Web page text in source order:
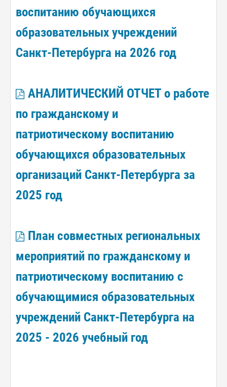
воспитанию обучающихся
образовательных учреждений
Санкт-Петербурга на 2026 год
АНАЛИТИЧЕСКИЙ ОТЧЕТ о работе
по гражданскому и
патриотическому воспитанию
обучающихся образовательных
организаций Санкт-Петербурга за
2025 год
План совместных региональных
мероприятий по гражданскому и
патриотическому воспитанию с
обучающимися образовательных
учреждений Санкт-Петербурга на
2025 - 2026 учебный год